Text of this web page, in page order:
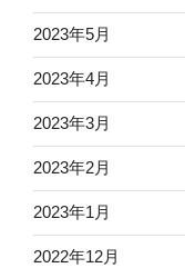
2023年5月
2023年4月
2023年3月
2023年2月
2023年1月
2022年12月